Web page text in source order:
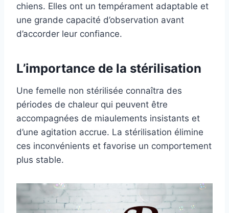
chiens. Elles ont un tempérament adaptable et
une grande capacité d’observation avant
d’accorder leur confiance.
L’importance de la stérilisation
Une femelle non stérilisée connaîtra des
périodes de chaleur qui peuvent être
accompagnées de miaulements insistants et
d’une agitation accrue. La stérilisation élimine
ces inconvénients et favorise un comportement
plus stable.